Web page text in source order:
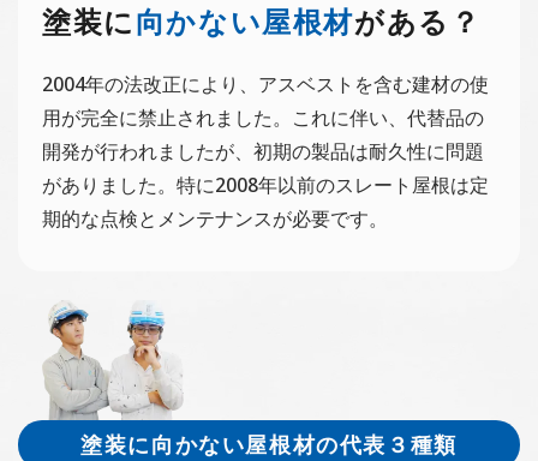
塗装に向かない屋根材がある？
2004年の法改正により、アスベストを含む建材の使
用が完全に禁止されました。これに伴い、代替品の
開発が行われましたが、初期の製品は耐久性に問題
がありました。特に2008年以前のスレート屋根は定
期的な点検とメンテナンスが必要です。
塗装に向かない屋根材の代表３種類